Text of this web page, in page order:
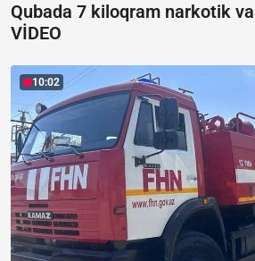
Qubada 7 kiloqram narkotik
VİDEO
10:02